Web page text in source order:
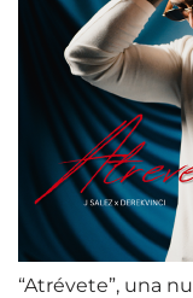
“Atrévete”, una